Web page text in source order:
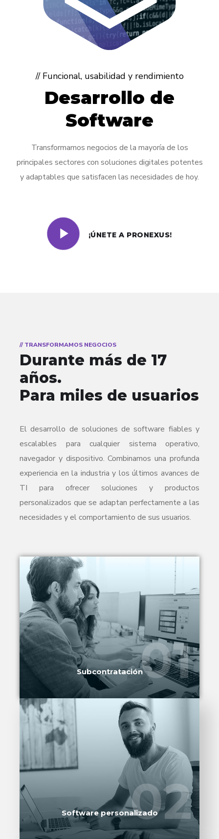
// Funcional, usabilidad y rendimiento
Desarrollo de
Software
Transformamos negocios de la mayoría de los
principales sectores con soluciones digitales potentes
y adaptables que satisfacen las necesidades de hoy.
¡ÚNETE A PRONEXUS!
// TRANSFORMAMOS NEGOCIOS
Durante más de 17
años.
Para miles de usuarios
El desarrollo de soluciones de software fiables y
escalables para cualquier sistema operativo,
navegador y dispositivo. Combinamos una profunda
experiencia en la industria y los últimos avances de
TI para ofrecer soluciones y productos
personalizados que se adaptan perfectamente a las
necesidades y el comportamiento de sus usuarios.
01SOLICITE SU PROPUESTA01
Subcontratación
02SOLICITE SU PROPUESTA02
Software personalizado